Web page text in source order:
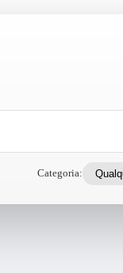
Categoria: